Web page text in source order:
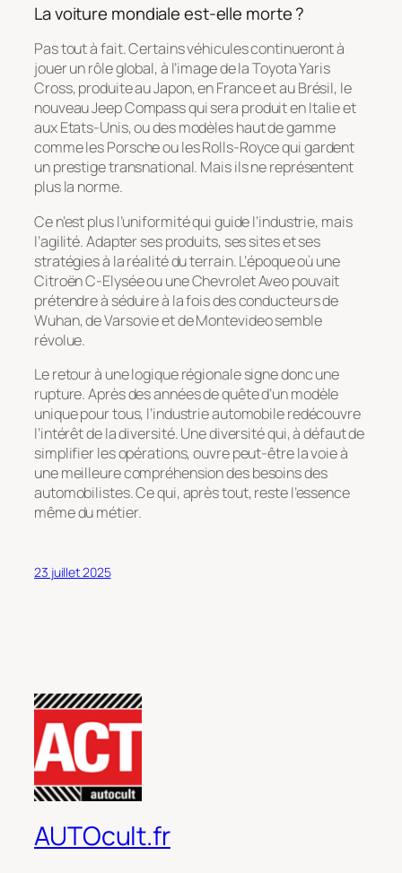
La voiture mondiale est-elle morte ?
Pas tout à fait. Certains véhicules continueront à
jouer un rôle global, à l’image de la Toyota Yaris
Cross, produite au Japon, en France et au Brésil, le
nouveau Jeep Compass qui sera produit en Italie et
aux Etats-Unis, ou des modèles haut de gamme
comme les Porsche ou les Rolls-Royce qui gardent
un prestige transnational. Mais ils ne représentent
plus la norme.
Ce n’est plus l’uniformité qui guide l’industrie, mais
l’agilité. Adapter ses produits, ses sites et ses
stratégies à la réalité du terrain. L’époque où une
Citroën C-Elysée ou une Chevrolet Aveo pouvait
prétendre à séduire à la fois des conducteurs de
Wuhan, de Varsovie et de Montevideo semble
révolue.
Le retour à une logique régionale signe donc une
rupture. Après des années de quête d’un modèle
unique pour tous, l’industrie automobile redécouvre
l’intérêt de la diversité. Une diversité qui, à défaut de
simplifier les opérations, ouvre peut-être la voie à
une meilleure compréhension des besoins des
automobilistes. Ce qui, après tout, reste l’essence
même du métier.
23 juillet 2025
AUTOcult.fr